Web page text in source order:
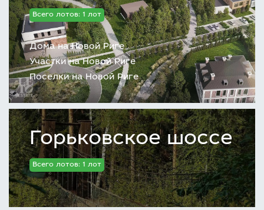
Всего лотов: 1 лот
Дома на Новой Риге
Участки на Новой Риге
Поселки на Новой Риге
Горьковское шоссе
Всего лотов: 1 лот